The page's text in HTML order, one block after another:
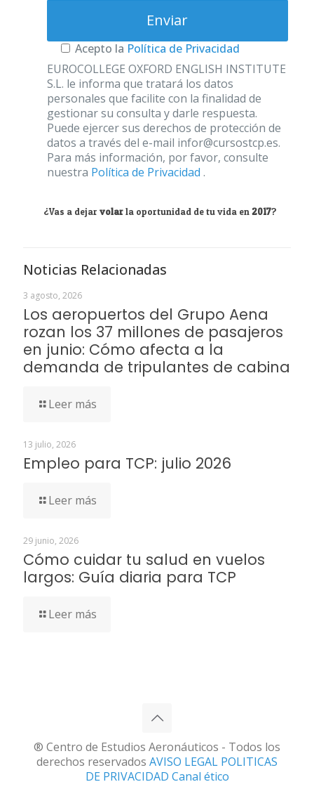
Acepto la Política de Privacidad
EUROCOLLEGE OXFORD ENGLISH INSTITUTE
S.L. le informa que tratará los datos
personales que facilite con la finalidad de
gestionar su consulta y darle respuesta.
Puede ejercer sus derechos de protección de
datos a través del e-mail infor@cursostcp.es.
Para más información, por favor, consulte
nuestra Política de Privacidad .
¿Vas a dejar volarla oportunidad de tu vida en2017?
Noticias Relacionadas
3 agosto, 2026
Los aeropuertos del Grupo Aena
rozan los 37 millones de pasajeros
en junio: Cómo afecta a la
demanda de tripulantes de cabina
Leer más
13 julio, 2026
Empleo para TCP: julio 2026
Leer más
29 junio, 2026
Cómo cuidar tu salud en vuelos
largos: Guía diaria para TCP
Leer más
® Centro de Estudios Aeronáuticos - Todos los
derechos reservados AVISO LEGAL POLITICAS
DE PRIVACIDAD Canal ético